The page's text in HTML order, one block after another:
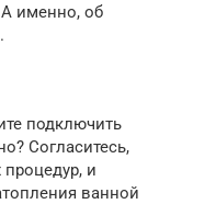
именно, об
подключить
Согласитесь,
и
ванной